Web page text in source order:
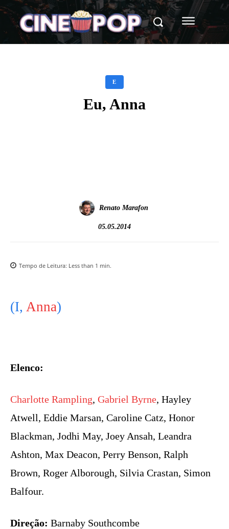
E
Eu, Anna
Renato Marafon
05.05.2014
Tempo de Leitura: Less than 1 min.
(I, Anna)
Elenco:
Charlotte Rampling, Gabriel Byrne, Hayley
Atwell, Eddie Marsan, Caroline Catz, Honor
Blackman, Jodhi May, Joey Ansah, Leandra
Ashton, Max Deacon, Perry Benson, Ralph
Brown, Roger Alborough, Silvia Crastan, Simon
Balfour.
Direção: Barnaby Southcombe